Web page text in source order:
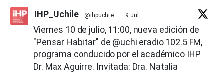
IHP_Uchile @ihpuchile · 9 Jul
Viernes 10 de julio, 11:00, nueva edición de
"Pensar Habitar" de @uchileradio 102.5 FM,
programa conducido por el académico IHP
Dr. Max Aguirre. Invitada: Dra. Natalia